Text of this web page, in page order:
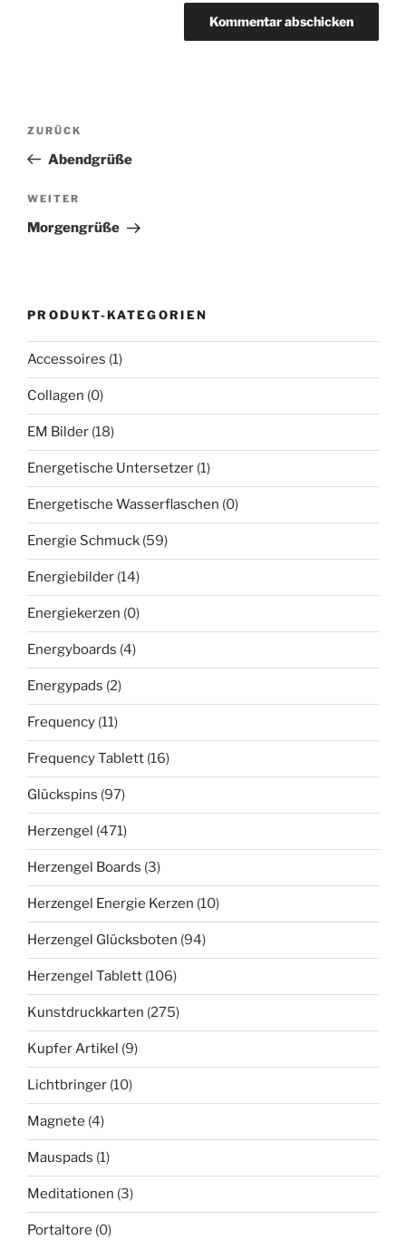
Beitragsnavigation
Vorheriger
Beitrag
ZURÜCK
Abendgrüße
Nächster
Beitrag
WEITER
Morgengrüße
PRODUKT-KATEGORIEN
Accessoires (1)
Collagen (0)
EM Bilder (18)
Energetische Untersetzer (1)
Energetische Wasserflaschen (0)
Energie Schmuck (59)
Energiebilder (14)
Energiekerzen (0)
Energyboards (4)
Energypads (2)
Frequency (11)
Frequency Tablett (16)
Glückspins (97)
Herzengel (471)
Herzengel Boards (3)
Herzengel Energie Kerzen (10)
Herzengel Glücksboten (94)
Herzengel Tablett (106)
Kunstdruckkarten (275)
Kupfer Artikel (9)
Lichtbringer (10)
Magnete (4)
Mauspads (1)
Meditationen (3)
Portaltore (0)